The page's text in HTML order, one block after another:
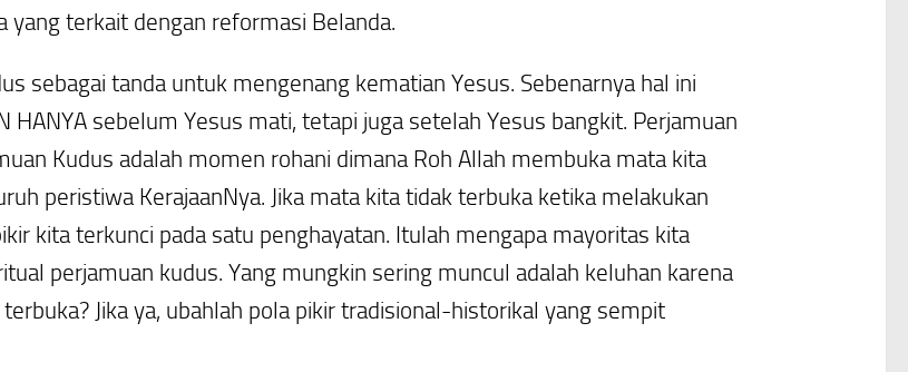
yang terkait dengan reformasi Belanda.
sebagai tanda untuk mengenang kematian Yesus. Sebenarnya hal ini
HANYA sebelum Yesus mati, tetapi juga setelah Yesus bangkit. Perjamuan
Kudus adalah momen rohani dimana Roh Allah membuka mata kita
peristiwa KerajaanNya. Jika mata kita tidak terbuka ketika melakukan
kita terkunci pada satu penghayatan. Itulah mengapa mayoritas kita
perjamuan kudus. Yang mungkin sering muncul adalah keluhan karena
Jika ya, ubahlah pola pikir tradisional-historikal yang sempit